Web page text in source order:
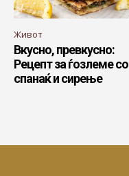
Живот
Вкусно, превкусно:
Рецепт за ѓозлеме со
спанаќ и сирење